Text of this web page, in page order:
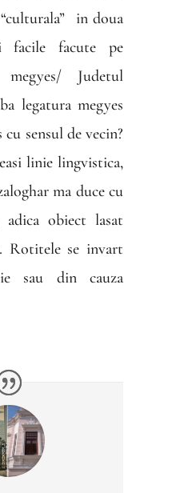
in doua
facile facute pe
Judetul
legatura megyes
sensul de vecin?
linie lingvistica,
ma duce cu
obiect lasat
Rotitele se invart
sau din cauza